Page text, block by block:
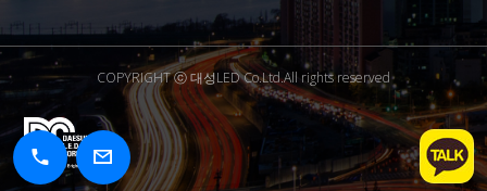
COPYRIGHT ⓒ 대성LED Co.Ltd.All rights reserved